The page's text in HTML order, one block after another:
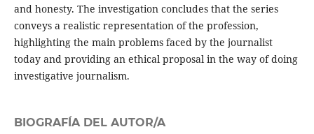
and honesty. The investigation concludes that the series
conveys a realistic representation of the profession,
highlighting the main problems faced by the journalist
today and providing an ethical proposal in the way of doing
investigative journalism.
BIOGRAFÍA DEL AUTOR/A